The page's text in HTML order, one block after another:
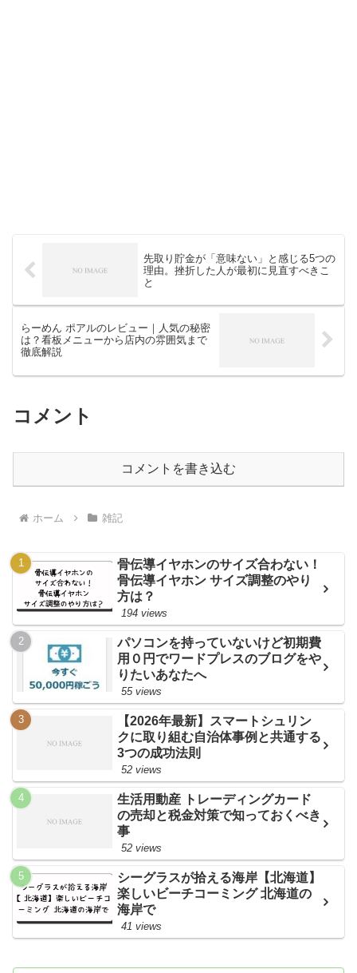
先取り貯金が「意味ない」と感じる5つの
理由。挫折した人が最初に見直すべきこ
と
らーめん ポアルのレビュー｜人気の秘密
は？看板メニューから店内の雰囲気まで
徹底解説
コメント
コメントを書き込む
ホーム 雑記
骨伝導イヤホンのサイズ合わない！
骨伝導イヤホン サイズ調整のやり
方は？
194 views
パソコンを持っていないけど初期費
用０円でワードプレスのブログをや
りたいあなたへ
55 views
【2026年最新】スマートシュリン
クに取り組む自治体事例と共通する
3つの成功法則
52 views
生活用動産 トレーディングカード
の売却と税金対策で知っておくべき
事
52 views
シーグラスが拾える海岸【北海道】
楽しいビーチコーミング 北海道の
海岸で
41 views